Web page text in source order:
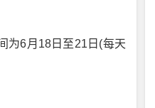
6月18日至21日(每天